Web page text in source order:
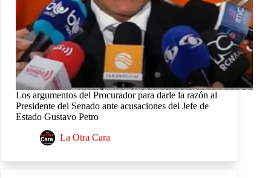
Los argumentos del Procurador para darle la razón al
Presidente del Senado ante acusaciones del Jefe de
Estado Gustavo Petro
La Otra Cara